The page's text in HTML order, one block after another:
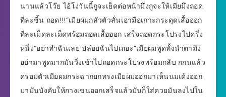
นานแล้วโว๊ย ไอ้โง่วันนี้กูจะเย็ดต่อหน้ามึงกูจะให้เมียมึงถอด
ที่ละชิ้น ถอด!!!”เมียผมกลัวตัวสั่นเอามือเกาะกระดุดเสื้อออก
ที่ละเม็ดละเม็ดพร้อมถอดเสื้อออก เสร็จถอดกระโปรงไปครึ่ง
หนึ่ง“อย่าทำฉันเลย ปล่อยฉันไปเถอะ”เมียผมพูดทั้งนำตามึง
อย่ามาพูดมากมันวิ่งเข้าไปถอดกระโปรงพร้อมกลับ กกนแล้ว
คร่อมตัวเมียผมกระฉากยกทรงเมียผมออกมาเห็นนมเด้งออก
มามันบังคับให้กางเขนออกเสร็จแล้วมันก็ใส่ควยมันลงไปใน